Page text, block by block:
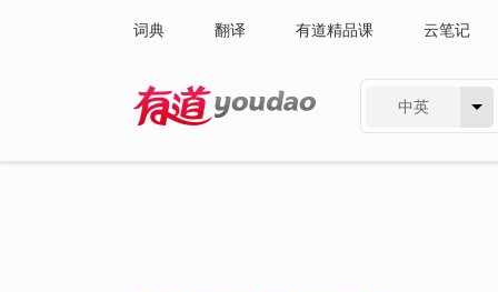
词典 翻译 有道精品课 云笔记
中英